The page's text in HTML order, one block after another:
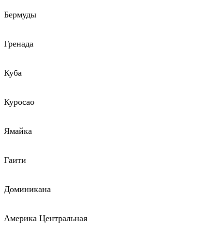
Бермуды
Гренада
Куба
Куросао
Ямайка
Гаити
Доминикана
Америка Центральная